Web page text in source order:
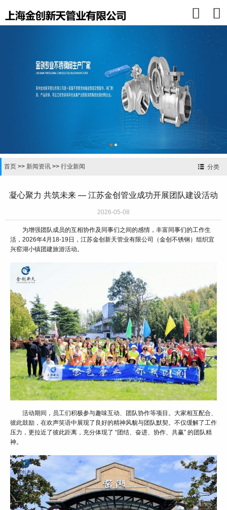


分类
首页 >> 新闻资讯 >> 行业新闻
凝心聚力 共筑未来 — 江苏金创管业成功开展团队建设活动
2026-05-08
为增强团队成员的互相协作及同事们之间的感情，丰富同事们的工作生
活，2026年4月18-19日，江苏金创新天管业有限公司（金创不锈钢）组织宜
兴窑湖小镇团建旅游活动。
活动期间，员工们积极参与趣味互动、团队协作等项目。大家相互配合、
彼此鼓励，在欢声笑语中展现了良好的精神风貌与团队默契。不仅缓解了工作
压力，更拉近了彼此距离，充分体现了 “团结、奋进、协作、共赢” 的团队精
神。